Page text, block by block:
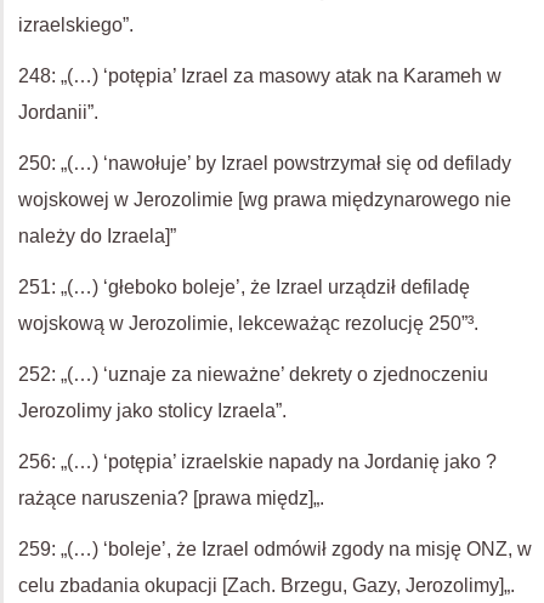
izraelskiego”.
248: „(…) ‘potępia’ Izrael za masowy atak na Karameh w
Jordanii”.
250: „(…) ‘nawołuje’ by Izrael powstrzymał się od defilady
wojskowej w Jerozolimie [wg prawa międzynarowego nie
należy do Izraela]”
251: „(…) ‘głeboko boleje’, że Izrael urządził defiladę
wojskową w Jerozolimie, lekceważąc rezolucję 250”³.
252: „(…) ‘uznaje za nieważne’ dekrety o zjednoczeniu
Jerozolimy jako stolicy Izraela”.
256: „(…) ‘potępia’ izraelskie napady na Jordanię jako ?
rażące naruszenia? [prawa międz]„.
259: „(…) ‘boleje’, że Izrael odmówił zgody na misję ONZ, w
celu zbadania okupacji [Zach. Brzegu, Gazy, Jerozolimy]„.